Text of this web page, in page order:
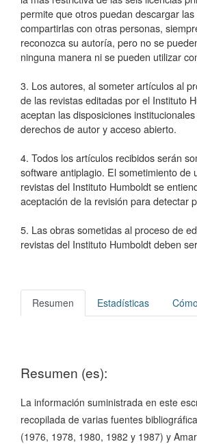
Resumen Estadísticas
Resumen (es):
La información suministrada en este
recopilada de varias fuentes
(1976, 1978, 1980, 1982 y 1987) y
permite que otros puedan descargar
compartirlas con otras personas,
reconozca su autoría, pero no se
ninguna manera ni se pueden utilizar
3. Los autores, al someter artículos al
de las revistas editadas por el Instituto
aceptan las disposiciones
derechos de autor y acceso abierto.
4. Todos los artículos recibidos serán
software antiplagio. El sometimiento de
revistas del Instituto Humboldt se
aceptación de la revisión para detectar
5. Las obras sometidas al proceso de
revistas del Instituto Humboldt deben